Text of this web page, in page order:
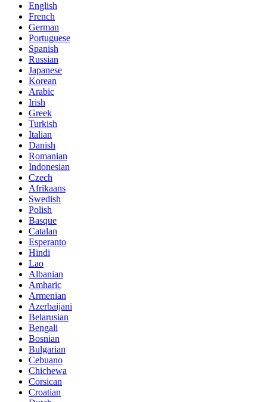
English
French
German
Portuguese
Spanish
Russian
Japanese
Korean
Arabic
Irish
Greek
Turkish
Italian
Danish
Romanian
Indonesian
Czech
Afrikaans
Swedish
Polish
Basque
Catalan
Esperanto
Hindi
Lao
Albanian
Amharic
Armenian
Azerbaijani
Belarusian
Bengali
Bosnian
Bulgarian
Cebuano
Chichewa
Corsican
Croatian